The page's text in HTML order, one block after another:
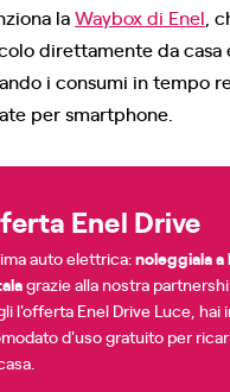
laWaybox di Enel ,
direttamente da casa
i consumi in tempo
per smartphone.
Enel Drive
auto elettrica:noleggiala a
grazie alla nostra
l'offerta Enel Drive Luce, hai
d'uso gratuito per